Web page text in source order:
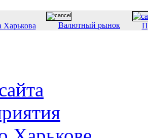
Харькова Валютный рынок